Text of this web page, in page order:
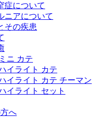
症について
ニアについて
その疾患
ニ カテ
イライト カテ
イライト カテ チーマン
イライト セット
へ